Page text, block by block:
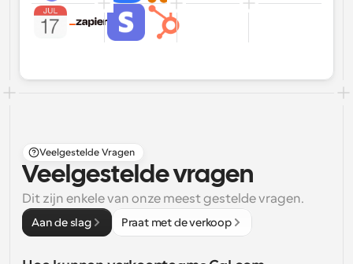
Veelgestelde Vragen
Veelgestelde vragen
Dit zijn enkele van onze meest gestelde vragen.
Aan de slag Praat met de verkoop